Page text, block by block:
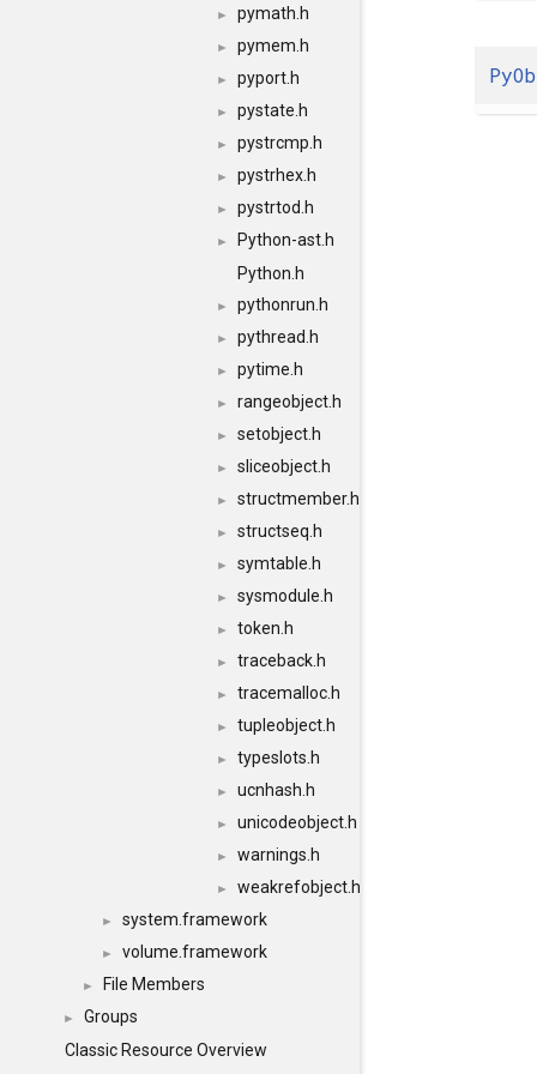
► pymath.h
► pymem.h
► pyport.h
► pystate.h
► pystrcmp.h
► pystrhex.h
► pystrtod.h
►
Python-ast.h
Python.h
► pythonrun.h
► pythread.h
► pytime.h
► rangeobject.h
► setobject.h
► sliceobject.h
► structmember.h
► structseq.h
► symtable.h
► sysmodule.h
► token.h
► traceback.h
► tracemalloc.h
► tupleobject.h
► typeslots.h
► ucnhash.h
► unicodeobject.h
► warnings.h
► weakrefobject.h
► system.framework
► volume.framework
► File Members
►
Groups
Classic Resource Overview